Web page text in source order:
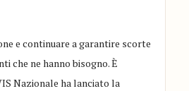
e continuare a garantire scorte
che ne hanno bisogno. È
Nazionale ha lanciato la